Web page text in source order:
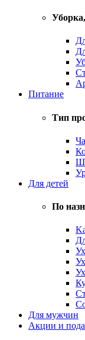
Питание
Тип
Для детей
По
Для мужчин
Акции и